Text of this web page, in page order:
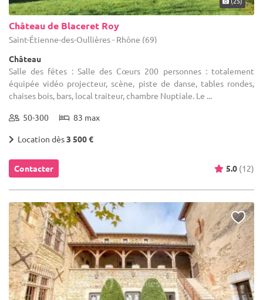
Château de Blaceret Roy
Saint-Étienne-des-Oullières - Rhône (69)
Château
Salle des fêtes : Salle des Cœurs 200 personnes : totalement
équipée vidéo projecteur, scène, piste de danse, tables rondes,
chaises bois, bars, local traiteur, chambre Nuptiale. Le ...
50-300 83 max
Location dès3 500 €
Contacter 5.0 (12)